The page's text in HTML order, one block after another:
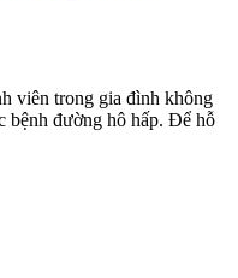
viên trong gia đình không
bệnh đường hô hấp. Để hỗ